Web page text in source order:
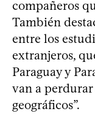
compañeros
También
entre los
extranjeros,
Paraguay y
van a
geográficos”.